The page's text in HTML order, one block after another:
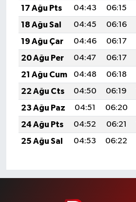
17 Ağu Pts
04:43 06:15
18 Ağu Sal
04:45 06:16
19 Ağu Çar
04:46 06:17
20 Ağu Per
04:47 06:17
21 Ağu Cum
04:48 06:18
22 Ağu Cts
04:50 06:19
23 Ağu Paz
04:51 06:20
24 Ağu Pts
04:52 06:21
25 Ağu Sal
04:53 06:22